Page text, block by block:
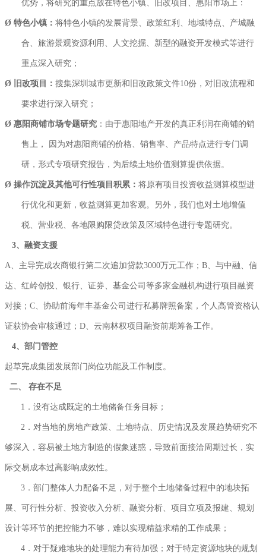
优势，将研究的重点放在特色小镇、旧改项目、惠阳市场上：
Ø 特色小镇： 将特色小镇的发展背景、政策红利、地域特点、产城融
合、旅游景观资源利用、人文挖掘、新型的融资开发模式等进行
重点深入研究；
Ø 旧改项目： 搜集深圳城市更新和旧改政策文件10份，对旧改流程和
要求进行深入研究；
Ø 惠阳商铺市场专题研究 ：由于惠阳地产开发的真正利润在商铺的销
售上， 因为对惠阳商铺的价格、销售率、产品特点进行专门调
研，形式专项研究报告，为后续土地价值测算提供依据。
Ø 操作沉淀及其他可行性项目积累： 将原有项目投资收益测算模型进
行优化和更新，收益测算更加客观。另外，我们也对土地增值
税、营业税、各地限购限贷政策及区域特色进行专题研究。
3、融资支援
A、主导完成农商银行第二次追加贷款3000万元工作；B、与中融、信
达、红岭创投、银行、证券、基金公司等多家金融机构进行项目融资
对接；C、协助前海年丰基金公司进行私募牌照备案，个人高管资格认
证获协会审核通过；D、云南林权项目融资前期筹备工作。
4、部门管控
起草完成集团发展部门岗位功能及工作制度。
二、 存在不足
1．没有达成既定的土地储备任务目标；
2．对当地的房地产政策、土地特点、历史情况及发展趋势研究不
够深入，容易被土地方制造的假象迷惑，导致前面接洽周期过长，实
际交易成本过高影响成效性。
3．部门整体人力配备不足，对于整个土地储备过程中的地块拓
展、可行性分析、投资收入分析、融资分析、项目立项及报建、规划
设计等环节的把控能力不够，难以实现精益求精的工作成果；
4．对于疑难地块的处理能力有待加强；对于特定资源地块的规划